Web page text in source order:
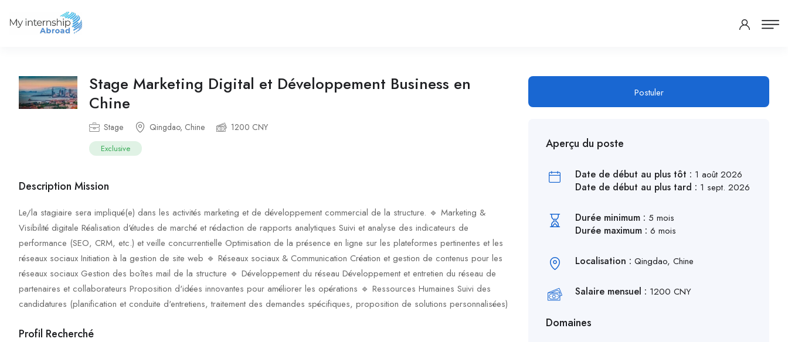
Stage Marketing Digital et Développement Business en
Chine
Stage Qingdao, Chine 1200 CNY
Exclusive
Description Mission
Le/la stagiaire sera impliqué(e) dans les activités marketing et de développement commercial de la structure. 🔹 Marketing &
Visibilité digitale Réalisation d'études de marché et rédaction de rapports analytiques Suivi et analyse des indicateurs de
performance (SEO, CRM, etc.) et veille concurrentielle Optimisation de la présence en ligne sur les plateformes pertinentes et les
réseaux sociaux Initiation à la gestion de site web 🔹 Réseaux sociaux & Communication Création et gestion de contenus pour les
réseaux sociaux Gestion des boîtes mail de la structure 🔹 Développement du réseau Développement et entretien du réseau de
partenaires et collaborateurs Proposition d'idées innovantes pour améliorer les opérations 🔹 Ressources Humaines Suivi des
candidatures (planification et conduite d'entretiens, traitement des demandes spécifiques, proposition de solutions personnalisées)
Profil Recherché
Postuler
Aperçu du poste
Date de début au plus tôt : 1 août 2026
Date de début au plus tard : 1 sept. 2026
Durée minimum : 5 mois
Durée maximum :6 mois
Localisation :Qingdao, Chine
Salaire mensuel : 1200 CNY
Domaines